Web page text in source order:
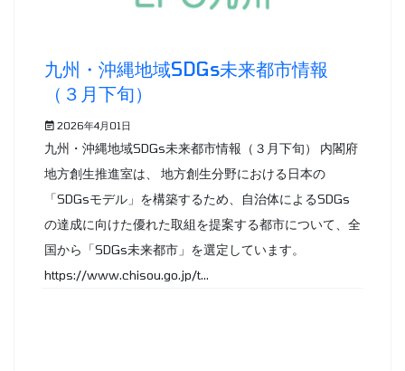
九州・沖縄地域SDGs未来都市情報
（３月下旬）
2026年4月01日
九州・沖縄地域SDGs未来都市情報（３月下旬） 内閣府
地方創生推進室は、 地方創生分野における日本の
「SDGsモデル」を構築するため、自治体によるSDGs
の達成に向けた優れた取組を提案する都市について、全
国から「SDGs未来都市」を選定しています。
https://www.chisou.go.jp/t...